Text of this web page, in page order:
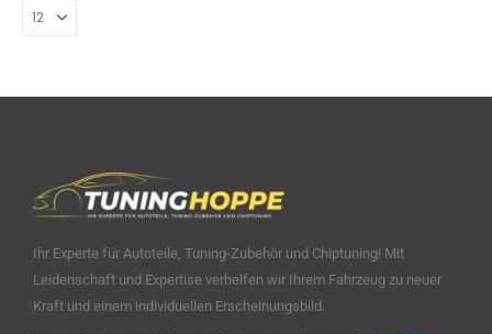
Ihr Experte für Autoteile, Tuning-Zubehör und Chiptuning! Mit
Leidenschaft und Expertise verhelfen wir Ihrem Fahrzeug zu neuer
Kraft und einem individuellen Erscheinungsbild.